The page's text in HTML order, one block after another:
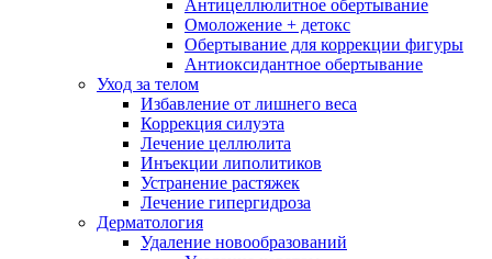
Антицеллюлитное обертывание
Омоложение + детокс
Обертывание для коррекции фигуры
Антиоксидантное обертывание
Уход за телом
Избавление от лишнего веса
Коррекция силуэта
Лечение целлюлита
Инъекции липолитиков
Устранение растяжек
Лечение гипергидроза
Дерматология
Удаление новообразований